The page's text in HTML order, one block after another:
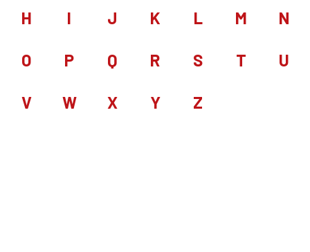
H I J K L M N
O P Q R S T U
V W X Y Z